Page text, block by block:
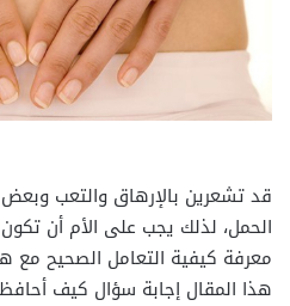
قد تشعرين بالإرهاق والتعب وبعض
الحمل، لذلك يجب على الأم أن
معرفة كيفية التعامل الصحيح
هذا المقال إجابة سؤال كيف